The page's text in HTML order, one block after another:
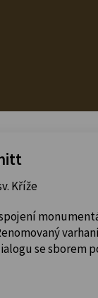
Kříže
se sborem